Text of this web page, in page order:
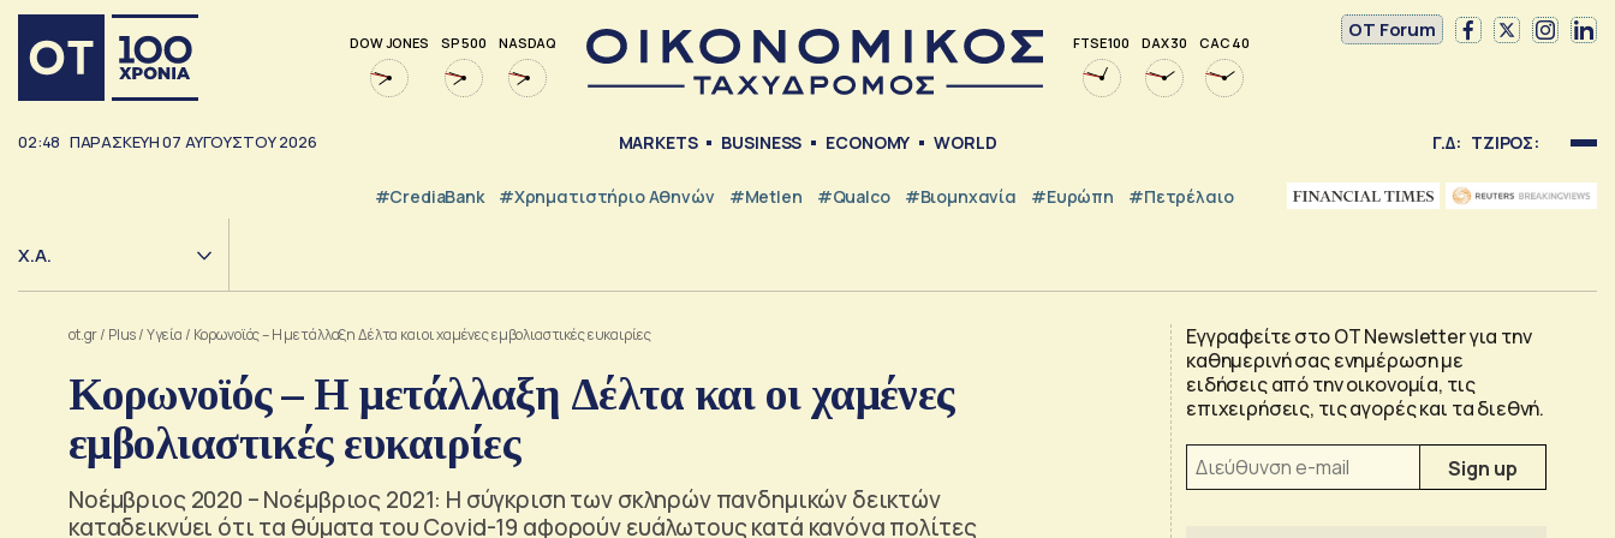
DOW JONES SP 500 NASDAQ FTSE 100 DAX 30 CAC 40
OT Forum
02:48 ΠΑΡΑΣΚΕΥΗ07 ΑΥΓΟΥΣΤΟΥ2026 MARKETS BUSINESS ECONOMY WORLD Γ.Δ: ΤΖΙΡΟΣ:
#CrediaBank #Χρηματιστήριο Αθηνών #metlen #Qualco #Βιομηχανία #Ευρώπη #Πετρέλαιο
Χ.Α.
ot.gr/ Plus/Υγεία / Κορωνοϊός – Η μετάλλαξη Δέλτα και οι χαμένες εμβολιαστικές ευκαιρίες
Κορωνοϊός – Η μετάλλαξη Δέλτα και οι χαμένες
εμβολιαστικές ευκαιρίες
Νοέμβριος 2020 – Νοέμβριος 2021: Η σύγκριση των σκληρών πανδημικών δεικτών
καταδεικνύει ότι τα θύματα του Covid-19 αφορούν ευάλωτους κατά κανόνα πολίτες
Εγγραφείτε στο OT Newsletter για την
καθημερινή σας ενημέρωση με
ειδήσεις από την οικονομία, τις
επιχειρήσεις, τις αγορές και τα διεθνή.